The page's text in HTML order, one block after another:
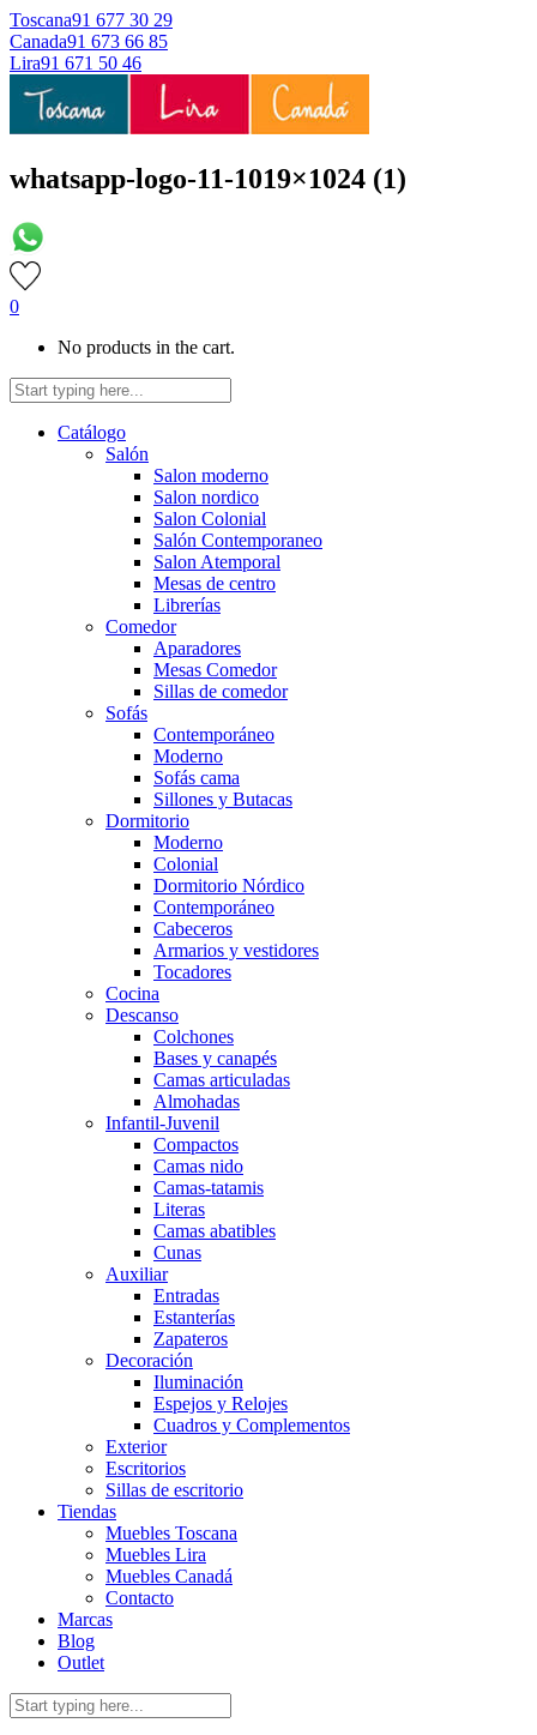
Toscana91 677 30 29
Canada91 673 66 85
Lira91 671 50 46
whatsapp-logo-11-1019×1024 (1)
0
No products in the cart.
Catálogo
Salón
Salon moderno
Salon nordico
Salon Colonial
Salón Contemporaneo
Salon Atemporal
Mesas de centro
Librerías
Comedor
Aparadores
Mesas Comedor
Sillas de comedor
Sofás
Contemporáneo
Moderno
Sofás cama
Sillones y Butacas
Dormitorio
Moderno
Colonial
Dormitorio Nórdico
Contemporáneo
Cabeceros
Armarios y vestidores
Tocadores
Cocina
Descanso
Colchones
Bases y canapés
Camas articuladas
Almohadas
Infantil-Juvenil
Compactos
Camas nido
Camas-tatamis
Literas
Camas abatibles
Cunas
Auxiliar
Entradas
Estanterías
Zapateros
Decoración
Iluminación
Espejos y Relojes
Cuadros y Complementos
Exterior
Escritorios
Sillas de escritorio
Tiendas
Muebles Toscana
Muebles Lira
Muebles Canadá
Contacto
Marcas
Blog
Outlet